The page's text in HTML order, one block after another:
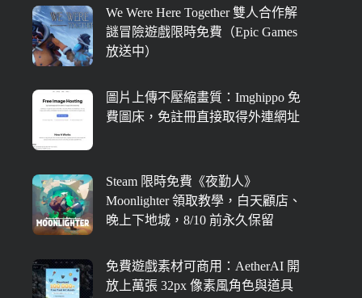
We Were Here Together 雙人合作解
謎冒險遊戲限時免費（Epic Games
放送中）
圖片上傳不壓縮畫質：Imghippo 免
費圖床，免註冊直接取得外連網址
Steam 限時免費《夜勤人》
Moonlighter 領取教學，白天顧店、
晚上下地城，8/10 前永久保留
免費遊戲素材可商用：AetherAI 開
放上萬張 32px 像素風角色與道具